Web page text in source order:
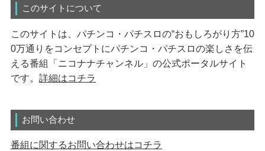
このサイトについて
このサイトは、パチンコ・パチスロの“おもしろがり方”10
0万通りをコンセプトにパチンコ・パチスロの楽しさを伝
える番組「ニコナナチャンネル」の公式ポータルサイト
です。 詳細はコチラ
お問い合わせ
番組に関するお問い合わせはコチラ